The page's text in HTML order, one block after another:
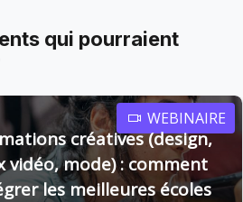
qui pourraient
WEBINAIRE
créatives (design,
vidéo, mode) : comment
les meilleures écoles